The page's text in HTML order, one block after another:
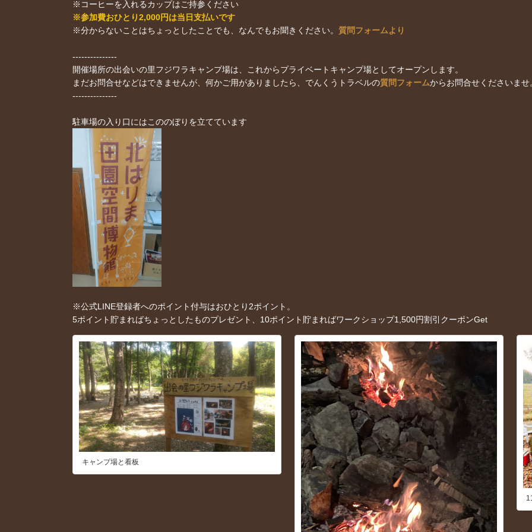
※コーヒーを入れるカップはご持参ください
※参加費おひとり2,000円は当日支払いです
※分からないことはちょっとしたことでも、なんでもお聞きください。 質問フォームより
---------------
開催場所の出会いの里フジワラキャンプ場は、これからプライベートキャンプ場としてオープンします。
まだお問合せなどはできませんが、何かご用がありましたら、でんくうトラベルの質問フォームからお問合せくださいませ
---------------
駐車場の入り口にはこののぼりを立てています
※公式LINE登録者へのポイント付与はおひとり2ポイント。
5ポイント貯まればちょっとしたものプレゼント、10ポイント貯まればワークショップ1,500円割引クーポンGet
キャンプ場と看板